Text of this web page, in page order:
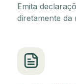
Emita
diretamente da